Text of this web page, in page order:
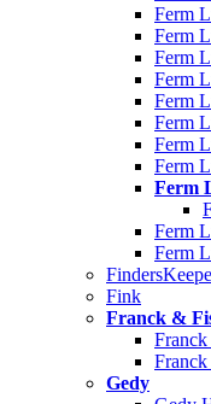
Ferm
Ferm
Ferm
Ferm
Ferm
Ferm
Ferm
Ferm
Ferm
Ferm
Ferm
Fink
Franck &
Gedy